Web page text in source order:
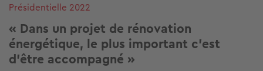
Présidentielle 2022
« Dans un projet de rénovation
énergétique, le plus important c'est
d'être accompagné »